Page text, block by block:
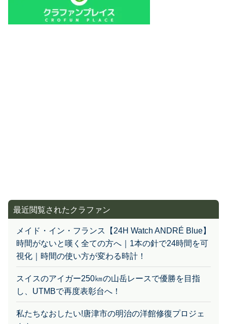
メイド・イン・フランス【24H Watch ANDRÉ Blue】
時間がないと嘆く全ての方へ｜1本の針で24時間を可
視化｜時間の使い方が変わる時計！
スイスのアイガー250㎞の山岳レースで優勝を目指
し、UTMBで再度表彰台へ！
私たちなおしたい!唐津市の明治の洋館修復プロジェ
クト